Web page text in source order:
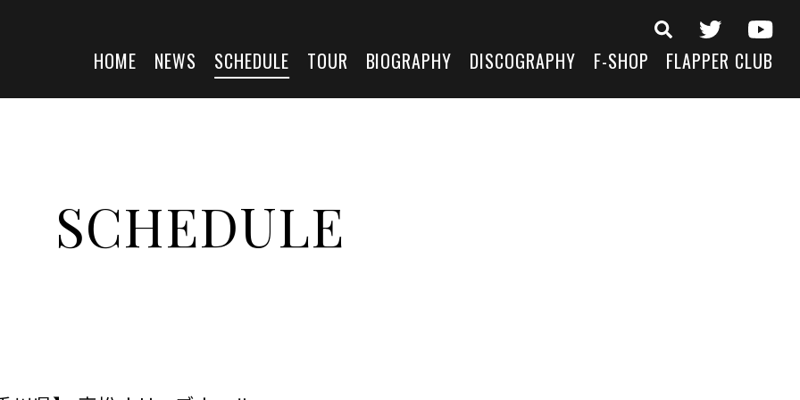
HOME NEWS SCHEDULE TOUR BIOGRAPHY DISCOGRAPHY F-SHOP FLAPPER CLUB
SCHEDULE